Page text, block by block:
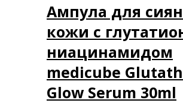
Ампула для
кожи с
ниацинамидом
medicube
Glow Serum 30ml